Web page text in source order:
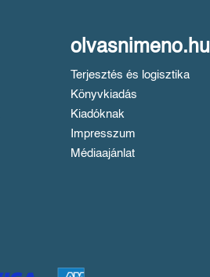
olvasnimeno.hu
Terjesztés és logisztika
Könyvkiadás
Kiadóknak
Impresszum
Médiaajánlat